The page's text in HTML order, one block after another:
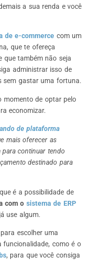
a sua renda e você
de e-commerce com um
que te ofereça
que também não seja
administrar isso de
sem gastar uma fortuna.
momento de optar pelo
economizar.
de plataforma
mais oferecer as
para continuar tendo
destinado para
é a possibilidade de
com o sistema de ERP
use algum.
escolher uma
funcionalidade, como é o
, para que você consiga